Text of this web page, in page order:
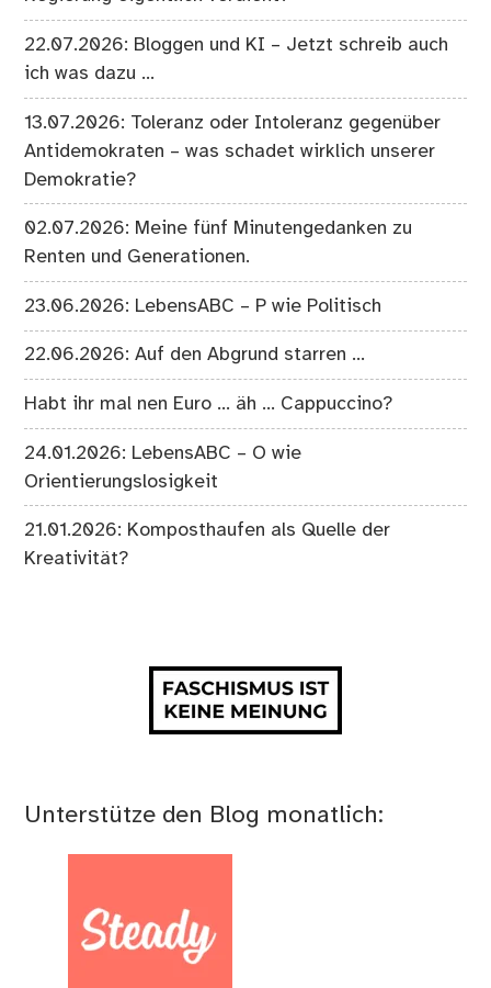
22.07.2026: Bloggen und KI – Jetzt schreib auch
ich was dazu …
13.07.2026: Toleranz oder Intoleranz gegenüber
Antidemokraten – was schadet wirklich unserer
Demokratie?
02.07.2026: Meine fünf Minutengedanken zu
Renten und Generationen.
23.06.2026: LebensABC – P wie Politisch
22.06.2026: Auf den Abgrund starren …
Habt ihr mal nen Euro … äh … Cappuccino?
24.01.2026: LebensABC – O wie
Orientierungslosigkeit
21.01.2026: Komposthaufen als Quelle der
Kreativität?
Unterstütze den Blog monatlich: